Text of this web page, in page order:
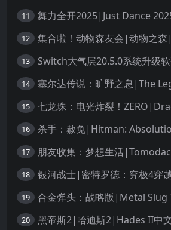
11 舞力全开2025|Just Dance
12
13 Switch大气层20.5.0系统升级
14
15
16 杀手：赦免|Hitman:
17
18
19 合金弹头：战略版|Metal Slug
20 黑帝斯2|哈迪斯2|Hades II中